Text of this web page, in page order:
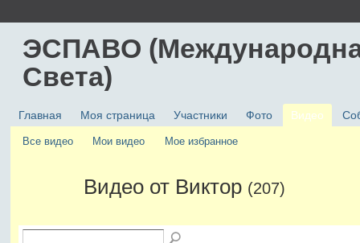
ЭСПАВО
Света)
Главная Моя страница Участники Фото Видео
Все видео Мои видео Мое избранное
Видео от Виктор (207)